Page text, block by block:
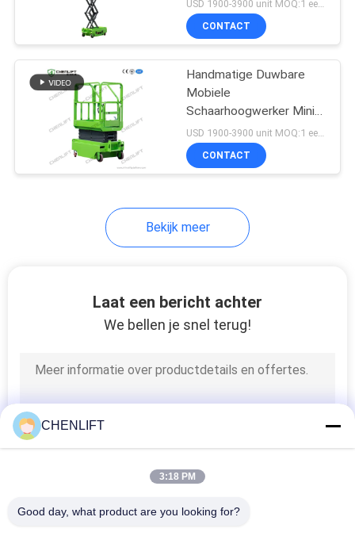
Schaarhoogwerker
USD 1900-3900 unit MOQ:1 eenheid
CONTACT
Handmatige Duwbare
Mobiele
Schaarhoogwerker Mini
3m Platformhoogte 240
Kg Draagvermogen
USD 1900-3900 unit MOQ:1 eenheid
CONTACT
Bekijk meer
Laat een bericht achter
We bellen je snel terug!
CHENLIFT
3:18 PM
Good day, what product are you looking for?